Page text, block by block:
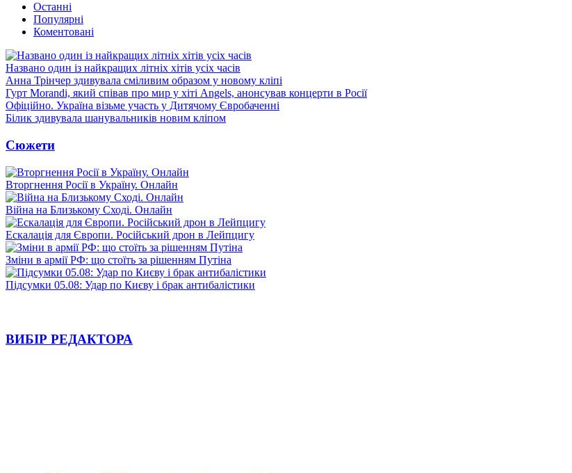
Останні
Популярні
Коментовані
Названо один із найкращих літніх хітів усіх часів
Анна Трінчер здивувала сміливим образом у новому кліпі
Гурт Morandi, який співав про мир у хіті Angels, анонсував концерти в Росії
Офіційно. Україна візьме участь у Дитячому Євробаченні
Білик здивувала шанувальників новим кліпом
Сюжети
Вторгнення Росії в Україну. Онлайн
Війна на Близькому Сході. Онлайн
Ескалація для Європи. Російський дрон в Лейпцигу
Зміни в армії РФ: що стоїть за рішенням Путіна
Підсумки 05.08: Удар по Києву і брак антибалістики
ВИБІР РЕДАКТОРА